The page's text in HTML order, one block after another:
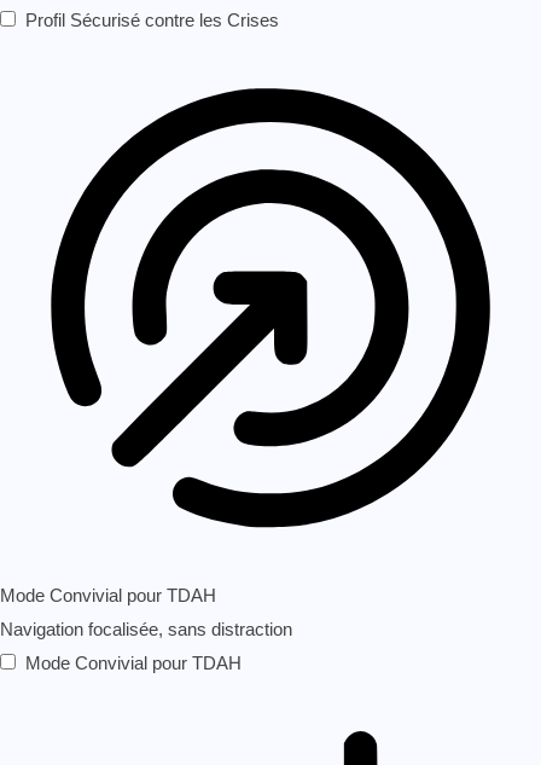
Profil Sécurisé contre les Crises
Mode Convivial pour TDAH
Navigation focalisée, sans distraction
Mode Convivial pour TDAH